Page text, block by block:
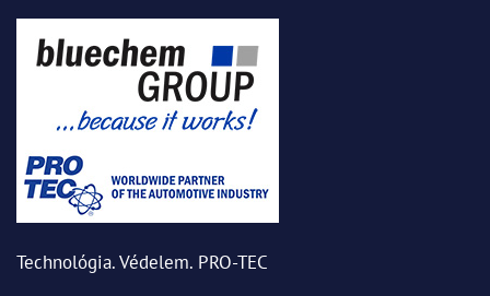
Technológia. Védelem. PRO-TEC